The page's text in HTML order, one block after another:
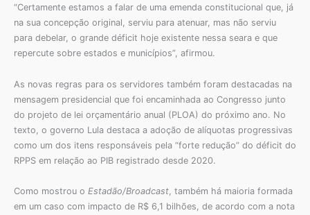
“Certamente estamos a falar de uma emenda constitucional que, já
na sua concepção original, serviu para atenuar, mas não serviu
para debelar, o grande déficit hoje existente nessa seara e que
repercute sobre estados e municípios”, afirmou.
As novas regras para os servidores também foram destacadas na
mensagem presidencial que foi encaminhada ao Congresso junto
do projeto de lei orçamentário anual (PLOA) do próximo ano. No
texto, o governo Lula destaca a adoção de alíquotas progressivas
como um dos itens responsáveis pela “forte redução” do déficit do
RPPS em relação ao PIB registrado desde 2020.
Como mostrou o Estadão/Broadcast , também há maioria formada
em um caso com impacto de R$ 6,1 bilhões, de acordo com a nota